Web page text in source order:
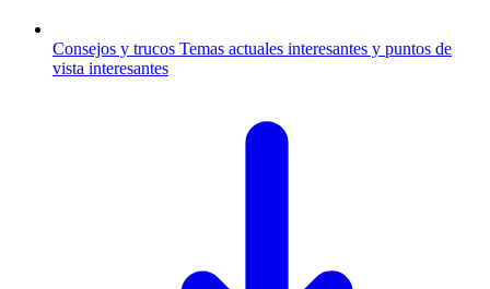
Consejos y trucos Temas actuales interesantes y puntos de
vista interesantes